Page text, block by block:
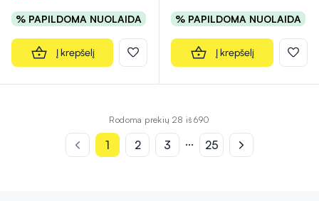
% PAPILDOMA NUOLAIDA
Į krepšelį
% PAPILDOMA NUOLAIDA
Į krepšelį
Rodoma prekių 28 iš 690
1 2 3 ... 25